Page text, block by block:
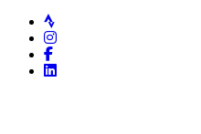
Strava
Instagram
Facebook